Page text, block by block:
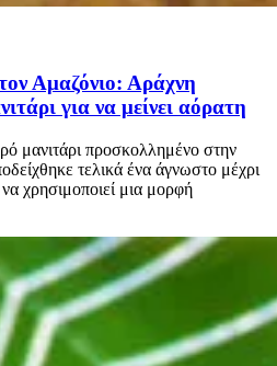
Αμαζόνιο: Αράχνη
για να μείνει αόρατη
μανιτάρι προσκολλημένο στην
τελικά ένα άγνωστο μέχρι
χρησιμοποιεί μια μορφή